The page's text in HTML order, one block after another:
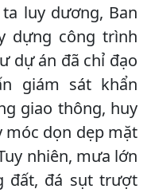
luy dương, Ban
dựng công trình
dự án đã chỉ đạo
giám sát khẩn
giao thông, huy
móc dọn dẹp mặt
nhiên, mưa lớn
đất, đá sụt trượt